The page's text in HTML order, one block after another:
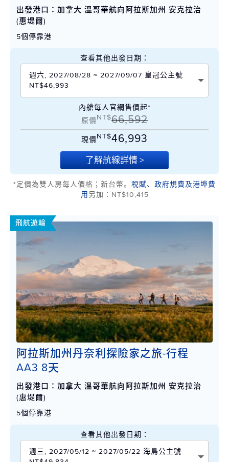
出發港口：加拿大 溫哥華航向阿拉斯加州 安克拉治
(惠堤爾)
5個停靠港
查看其他出發日期：
週六, 2027/08/28 ~ 2027/09/07 皇冠公主號
NT$46,993
內艙每人官網售價起*
原價NT$66,592
現價NT$46,993
了解航線詳情 >
*定價為雙人房每人價格；新台幣。 稅賦、政府規費及港埠費
用 另加：NT$10,415
飛航遊輪
阿拉斯加州丹奈利探險家之旅-行程
AA3 8天
出發港口：加拿大 溫哥華航向阿拉斯加州 安克拉治
(惠堤爾)
5個停靠港
查看其他出發日期：
週三, 2027/05/12 ~ 2027/05/22 海島公主號